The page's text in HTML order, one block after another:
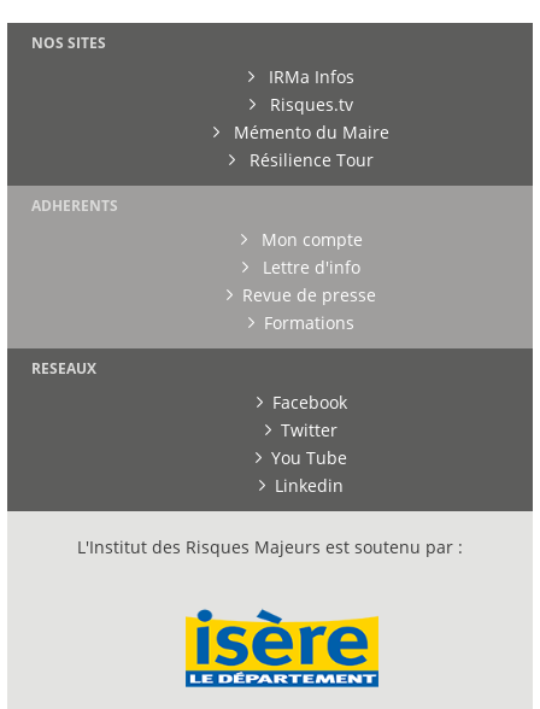
NOS SITES
IRMa Infos
Risques.tv
Mémento du Maire
Résilience Tour
ADHERENTS
Mon compte
Lettre d'info
Revue de presse
Formations
RESEAUX
Facebook
Twitter
You Tube
Linkedin
L'Institut des Risques Majeurs est soutenu par :